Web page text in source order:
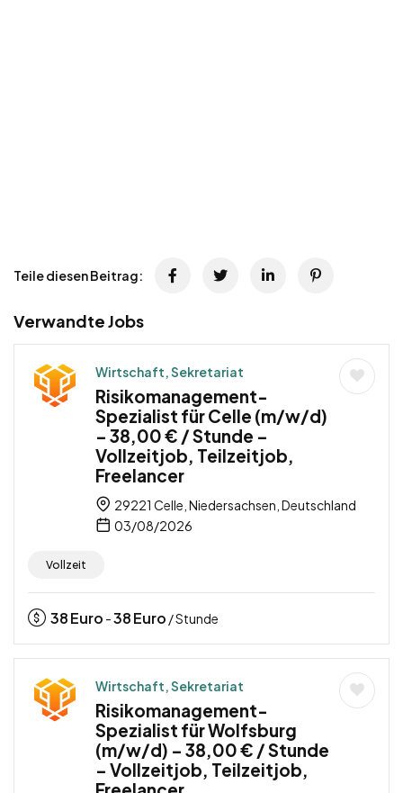
Teile diesen Beitrag:
Verwandte Jobs
Wirtschaft, Sekretariat
Risikomanagement-
Spezialist für Celle (m/w/d)
– 38,00 € / Stunde –
Vollzeitjob, Teilzeitjob,
Freelancer
29221 Celle, Niedersachsen, Deutschland
03/08/2026
Vollzeit
38Euro -38Euro / Stunde
Wirtschaft, Sekretariat
Risikomanagement-
Spezialist für Wolfsburg
(m/w/d) – 38,00 € / Stunde
– Vollzeitjob, Teilzeitjob,